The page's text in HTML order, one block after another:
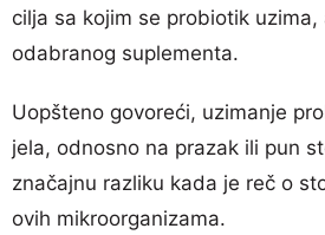
cilja sa kojim se probiotik uzima,
odabranog suplementa.
Uopšteno govoreći, uzimanje
jela, odnosno na prazak ili pun
značajnu razliku kada je reč o
ovih mikroorganizama.